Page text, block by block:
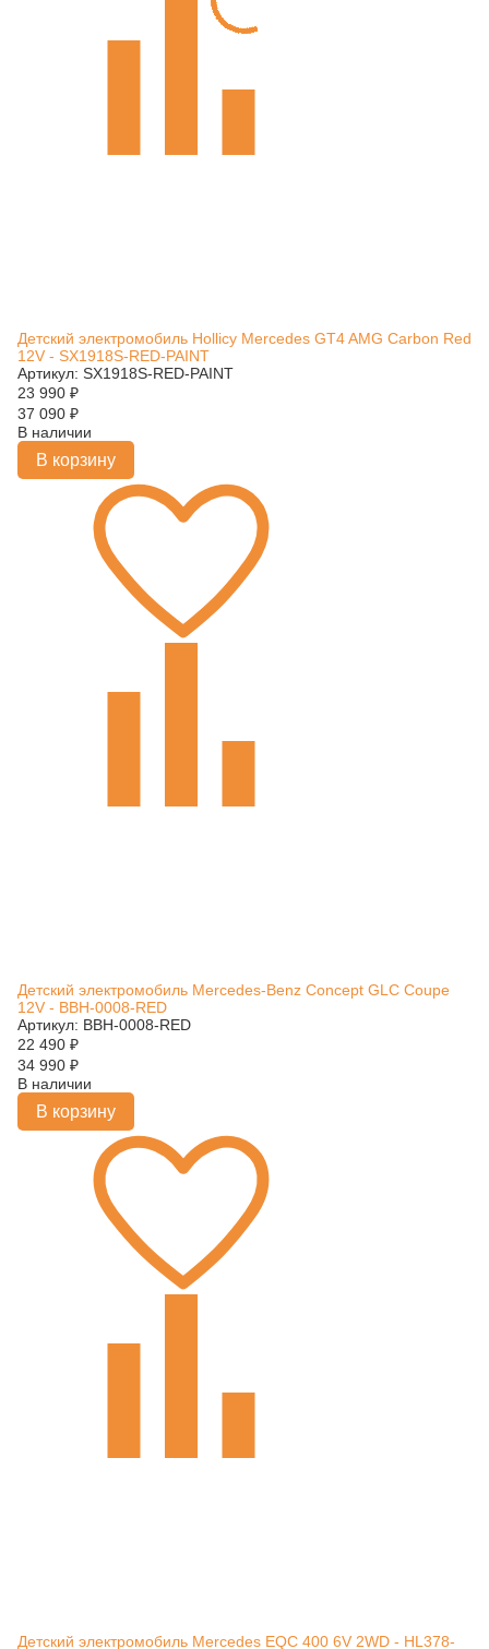
Детский электромобиль Hollicy Mercedes GT4 AMG Carbon Red
12V - SX1918S-RED-PAINT
Артикул: SX1918S-RED-PAINT
23 990 ₽
37 090 ₽
В наличии
В корзину
Детский электромобиль Mercedes-Benz Concept GLC Coupe
12V - BBH-0008-RED
Артикул: BBH-0008-RED
22 490 ₽
34 990 ₽
В наличии
В корзину
Детский электромобиль Mercedes EQC 400 6V 2WD - HL378-